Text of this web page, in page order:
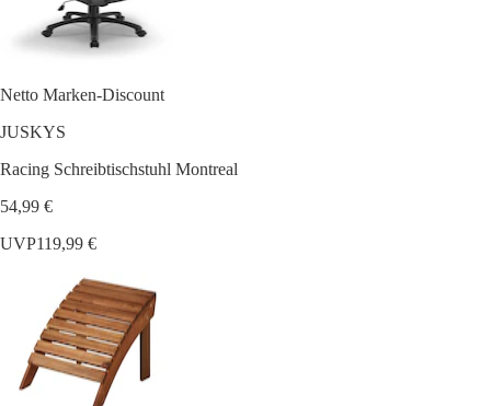
Netto Marken-Discount
JUSKYS
Racing Schreibtischstuhl Montreal
54,99 €
UVP119,99 €